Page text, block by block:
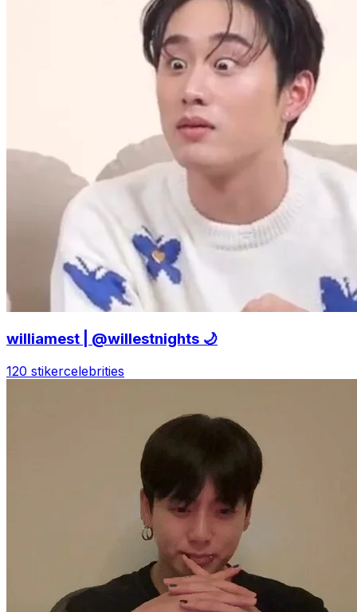
williamest | @willestnights 🌙
120 stikercelebrities